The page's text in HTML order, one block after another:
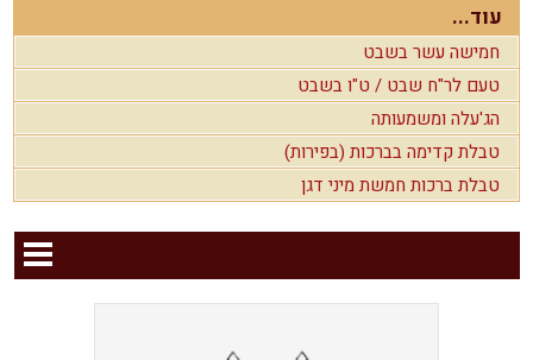
עוד...
חמישה עשר בשבט
טעם לר"ח שבט / ט"ו בשבט
הג'עלה ומשמעותה
טבלת קדימה בברכות (בפירות)
טבלת ברכות חמשת מיני דגן